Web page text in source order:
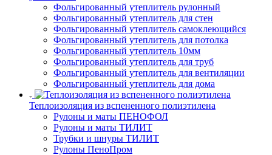
Фольгированный утеплитель рулонный
Фольгированный утеплитель для стен
Фольгированный утеплитель самоклеющийся
Фольгированный утеплитель для потолка
Фольгированный утеплитель 10мм
Фольгированный утеплитель для труб
Фольгированный утеплитель для вентиляции
Фольгированный утеплитель для дома
Теплоизоляция из вспененного полиэтилена
Рулоны и маты ПЕНОФОЛ
Рулоны и маты ТИЛИТ
Трубки и шнуры ТИЛИТ
Рулоны ПеноПром